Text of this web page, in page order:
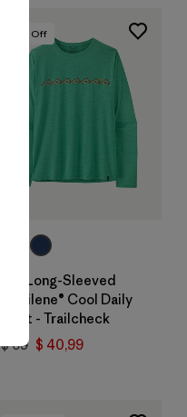
% Off
M's Long-Sleeved
Capilene® Cool Daily
Shirt - Trailcheck
$ 69 $ 40,99